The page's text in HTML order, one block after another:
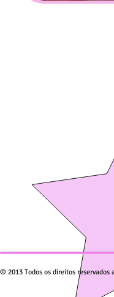
© 2013 Todos os direitos